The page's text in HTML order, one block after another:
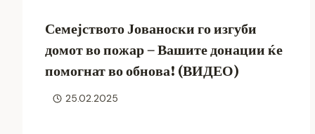
Семејството Јованоски го изгуби
домот во пожар – Вашите донации ќе
помогнат во обнова! (ВИДЕО)
25.02.2025